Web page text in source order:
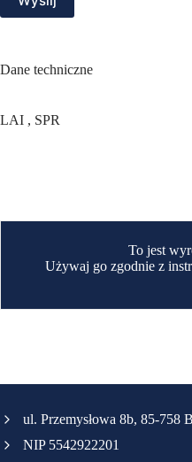
Dane techniczne
LAI , SPR
To jest
Używaj go zgodnie z
ul. Przemysłowa 8b, 85-758
NIP 5542922201